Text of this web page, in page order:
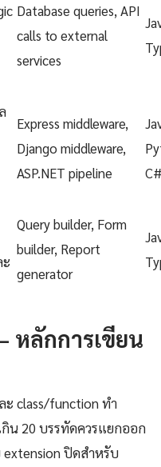
Database queries, API
calls to external
services
Express middleware,
Django middleware,
ASP.NET pipeline
Query builder, Form
builder, Report
generator
หลักการเขียน
ะ class/function ทำ
น 20 บรรทัดควรแยกออก
ปิดสำหรับ